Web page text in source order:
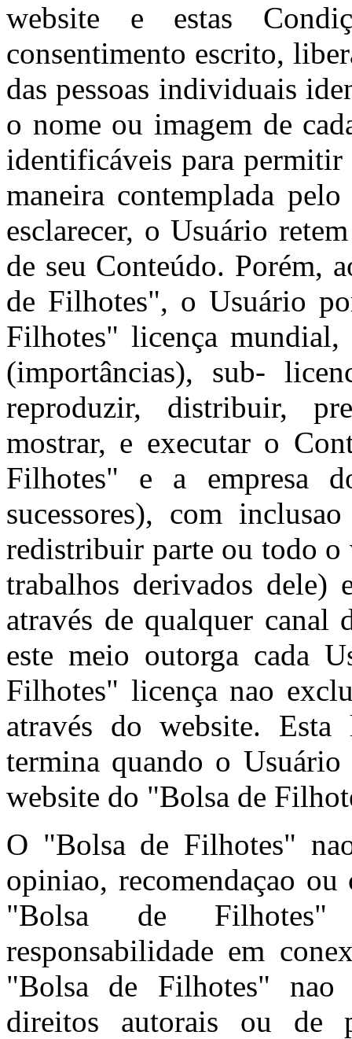
website e estas
consentimento escrito,
das pessoas individuais
o nome ou imagem de
identificáveis para
maneira contemplada
esclarecer, o Usuário
de seu Conteúdo. Porém,
de Filhotes", o Usuário
Filhotes" licença
(importâncias), sub-
reproduzir, distribuir,
mostrar, e executar o
Filhotes" e a empresa
sucessores), com
redistribuir parte ou todo
trabalhos derivados
através de qualquer
este meio outorga cada
Filhotes" licença nao
através do website. Esta
termina quando o
website do "Bolsa de
O "Bolsa de Filhotes"
opiniao, recomendaçao
"Bolsa de Filhotes"
responsabilidade em
"Bolsa de Filhotes" nao
direitos autorais ou de